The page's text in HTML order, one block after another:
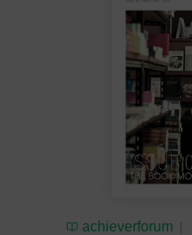
achieverforum